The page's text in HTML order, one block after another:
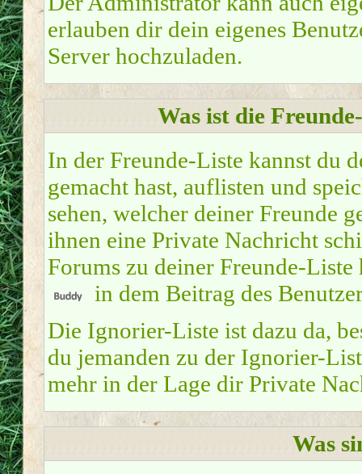
erlauben dir dein eigenes
Server hochzuladen.
Was ist die
In der Freunde-Liste kannst du
gemacht hast, auflisten und
sehen, welcher deiner Freunde
ihnen eine Private Nachricht
Forums zu deiner Freunde-
in dem Beitrag des
Die Ignorier-Liste ist dazu da,
du jemanden zu der Ignorier-
mehr in der Lage dir Private
Was